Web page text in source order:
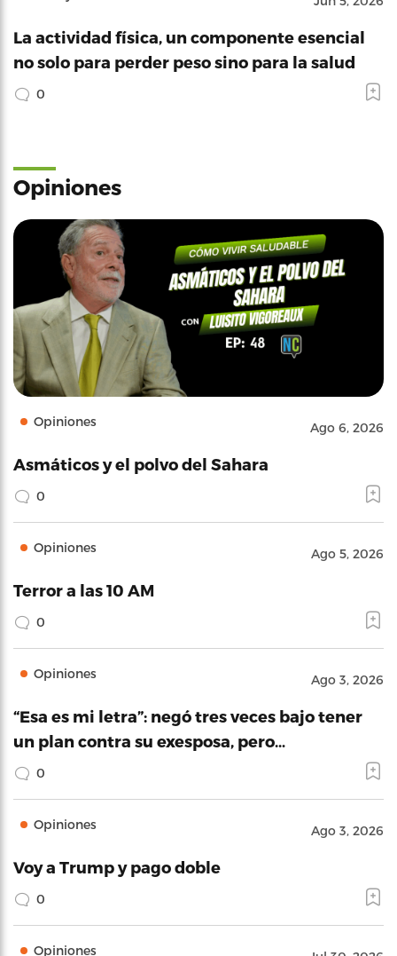
La actividad física, un componente esencial
no solo para perder peso sino para la salud
0
Opiniones
Opiniones Ago 6, 2026
Asmáticos y el polvo del Sahara
0
Opiniones Ago 5, 2026
Terror a las 10 AM
0
Opiniones Ago 3, 2026
“Esa es mi letra”: negó tres veces bajo tener
un plan contra su exesposa, pero…
0
Opiniones Ago 3, 2026
Voy a Trump y pago doble
0
Opiniones